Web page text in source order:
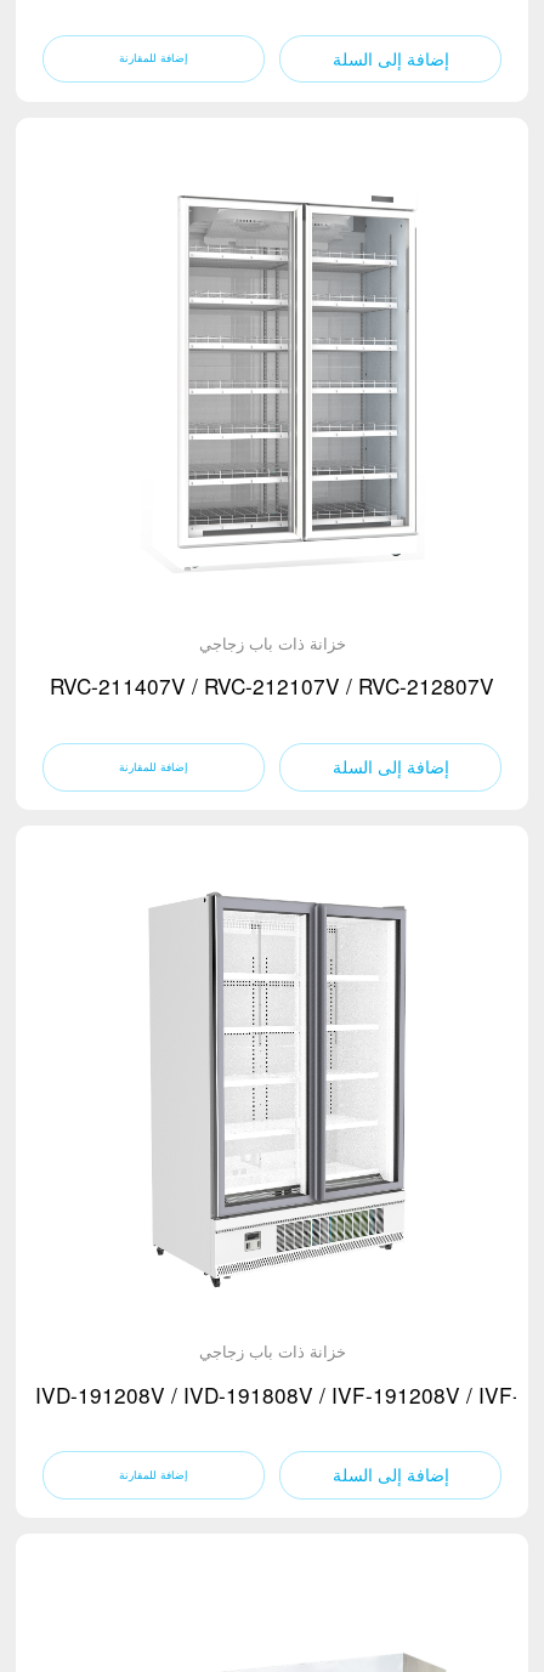
إضافة إلى السلة
خزانة ذات باب زجاجي
RVC-211407V / RVC-212107V / RVC-212807V
إضافة إلى السلة
خزانة ذات باب زجاجي
IVD-191208V / IVD-191808V / IVF-191208V / IVF-
إضافة إلى السلة